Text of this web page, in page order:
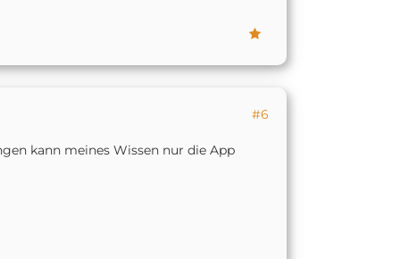
#6
kann meines Wissen nur die App